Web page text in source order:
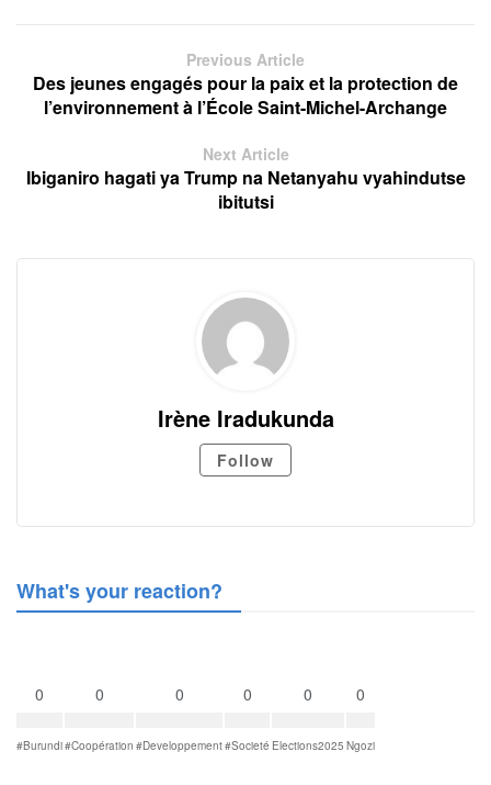
Previous Article
Des jeunes engagés pour la paix et la protection de
l’environnement à l’École Saint-Michel-Archange
Next Article
Ibiganiro hagati ya Trump na Netanyahu vyahindutse
ibitutsi
Irène Iradukunda
Follow
What's your reaction?
0
#Burundi
0
#Coopération
0
#Developpement
0
#Societé
0
Elections2025
0
Ngozi